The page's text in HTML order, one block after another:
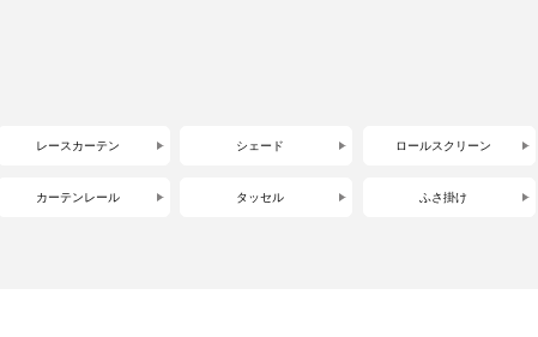
レースカーテン シェード ロールスクリーン
カーテンレール タッセル ふさ掛け